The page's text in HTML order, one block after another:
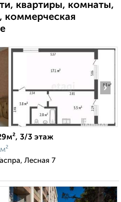
квартиры, комнаты,
›
3/3 этаж
Лесная 7